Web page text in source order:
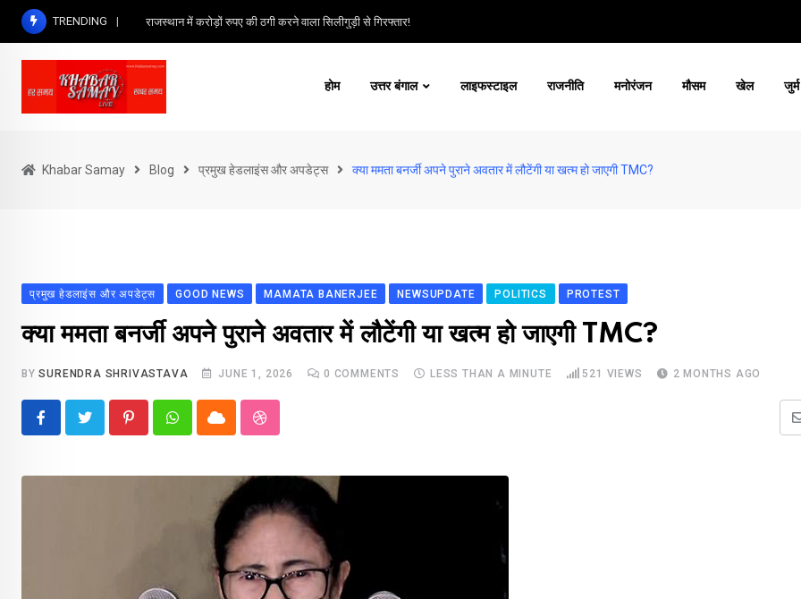
Skip
content
TRENDING राजस्थान में करोड़ों रुपए की ठगी करने वाला सिलीगुड़ी से गिरफ्तार!
होम उत्तर बंगाल लाइफस्टाइल राजनीति मनोरंजन मौसम खेल जुर्म
Khabar Samay Blog प्रमुख हेडलाइंस और अपडेट्स क्या ममता बनर्जी अपने पुराने अवतार में लौटेंगी या खत्म हो जाएगी TMC?
प्रमुख हेडलाइंस और अपडेट्स GOOD NEWS MAMATA BANERJEE NEWSUPDATE POLITICS PROTEST
क्या ममता बनर्जी अपने पुराने अवतार में लौटेंगी या खत्म हो जाएगी TMC?
BYSURENDRA SHRIVASTAVA JUNE 1, 2026 0 COMMENTS LESS THAN A MINUTE 521 VIEWS 2 MONTHS AGO
PinterestWhatsappCloud StumbleUpon